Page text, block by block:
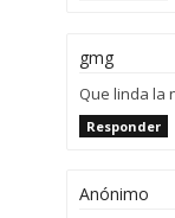
gmg
Que linda la
Responder
Anónimo